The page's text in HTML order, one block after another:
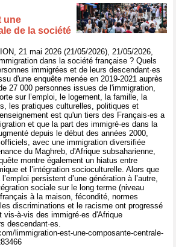
une
de la société
21 mai 2026 (21/05/2026), 21/05/2026,
dans la société française ? Quels
immigrées et de leurs descendant·es
d'une enquête menée en 2019-2021 auprès
27 000 personnes issues de l'immigration,
sur l’emploi, le logement, la famille, la
les pratiques culturelles, politiques et
est qu'un tiers des Français·es a
et que la part des immigré·es dans la
depuis le début des années 2000,
avec une immigration diversifiée
du Maghreb, d'Afrique subsaharienne,
montre également un hiatus entre
et l’intégration socioculturelle. Alors que
persistent d’une génération à l’autre,
sociale sur le long terme (niveau
à la maison, fécondité, normes
discriminations et le racisme ont progressé
à-vis des immigré·es d'Afrique
descendant·es.
limmigration-est-une-composante-centrale-